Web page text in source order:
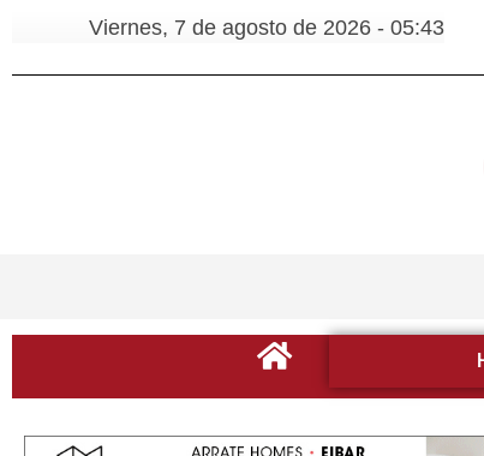
Viernes, 7 de agosto de 2026 - 05:43